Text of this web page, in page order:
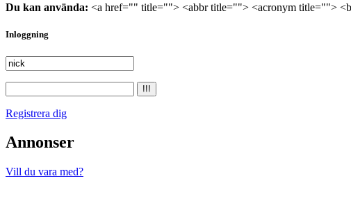
Du kan använda: <a href="" title=""> <abbr title=""> <acronym title="">
Inloggning
Registrera dig
Annonser
Vill du vara med?